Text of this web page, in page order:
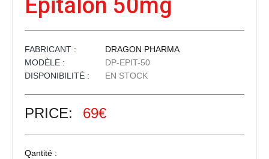
Epitalon 50mg
FABRICANT :
DRAGON PHARMA
MODÈLE :
DP-EPIT-50
DISPONIBILITÉ :
EN STOCK
PRICE: 69€
Qantité :